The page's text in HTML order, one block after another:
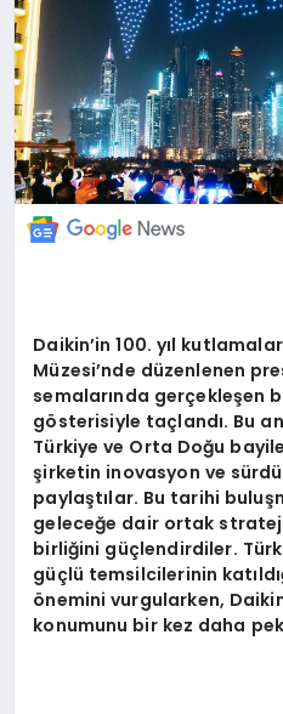
Daikin’in 100. yıl
Müzesi’nde düzenlenen
semalarında gerçekleşen
gösterisiyle taçlandı. Bu
Türkiye ve Orta Doğu
şirketin inovasyon ve
paylaştılar. Bu tarihi
geleceğe dair ortak
birliğini güçlendirdiler.
güçlü temsilcilerinin
önemini vurgularken,
konumunu bir kez daha